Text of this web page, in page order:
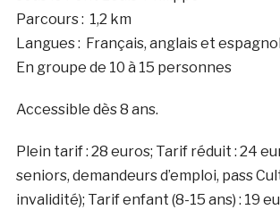
Parcours : 1,2 km
Langues : Français, anglais et espagnol
En groupe de 10 à 15 personnes
Accessible dès 8 ans.
Plein tarif : 28 euros; Tarif réduit : 24
seniors, demandeurs d’emploi, pass
invalidité); Tarif enfant (8-15 ans) : 19